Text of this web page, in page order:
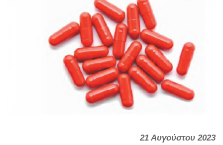
21 Αυγούστου 2023